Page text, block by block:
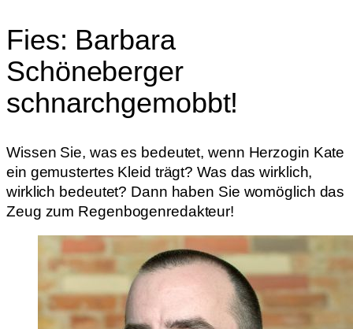
Fies: Barbara
Schöneberger
schnarchgemobbt!
Wissen Sie, was es bedeutet, wenn Herzogin Kate
ein gemustertes Kleid trägt? Was das wirklich,
wirklich bedeutet? Dann haben Sie womöglich das
Zeug zum Regenbogenredakteur!